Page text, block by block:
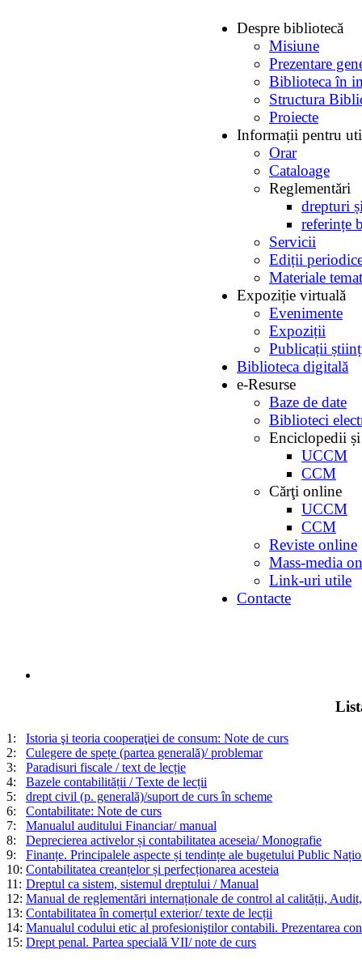
Despre bibliotecă
Misiune
Prezentare
Biblioteca în
Structura
Proiecte
Informații pentru
Orar
Cataloage
Reglementări
drepturi
referințe
Servicii
Ediții
Materiale
Expoziție virtuală
Evenimente
Expoziții
Publicații
Biblioteca digitală
e-Resurse
Baze de date
Biblioteci
Enciclopedii
UCCM
CCM
Cărţi online
UCCM
CCM
Reviste online
Mass-media
Link-uri utile
Contacte
1:
Istoria şi teoria cooperaţiei de consum: Note de curs
2:
Culegere de spețe (partea generală)/ problemar
3:
Paradisuri fiscale / text de lecție
4:
Bazele contabilității / Texte de lecții
5:
drept civil (p. generală)/suport de curs în scheme
6:
Contabilitate: Note de curs
7:
Manualul auditului Financiar/ manual
8:
Deprecierea activelor și contabilitatea aceseia/ Monografie
9:
Finanțe. Principalele aspecte și tendințe ale bugetului Public
10: Contabilitatea creanțelor și perfecționarea acesteia
11: Dreptul ca sistem, sistemul dreptului / Manual
12: Manual de reglementări internaționale de control al calității,
13: Contabilitatea în comerțul exterior/ texte de lecții
14: Manualul codului etic al profesioniştilor contabili. Prezentarea
15: Drept penal. Partea specială VII/ note de curs